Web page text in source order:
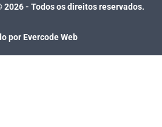
2026- Todos os direitos reservados.
por Evercode Web